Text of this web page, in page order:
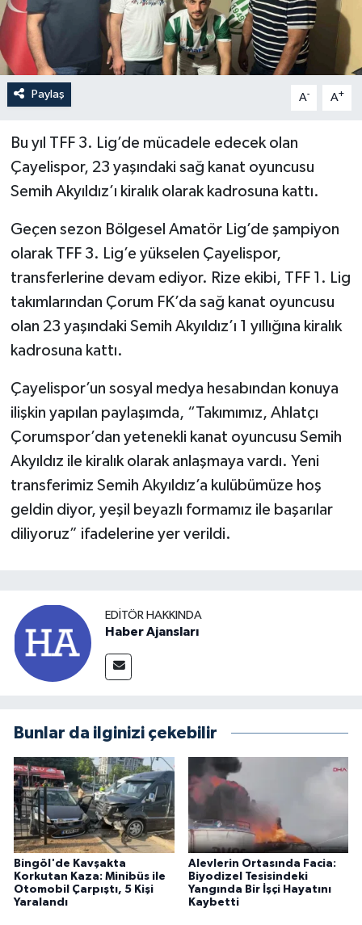
Paylaş A- A+
Bu yıl TFF 3. Lig’de mücadele edecek olan
Çayelispor, 23 yaşındaki sağ kanat oyuncusu
Semih Akyıldız’ı kiralık olarak kadrosuna kattı.
Geçen sezon Bölgesel Amatör Lig’de şampiyon
olarak TFF 3. Lig’e yükselen Çayelispor,
transferlerine devam ediyor. Rize ekibi, TFF 1. Lig
takımlarından Çorum FK’da sağ kanat oyuncusu
olan 23 yaşındaki Semih Akyıldız’ı 1 yıllığına kiralık
kadrosuna kattı.
Çayelispor’un sosyal medya hesabından konuya
ilişkin yapılan paylaşımda, “Takımımız, Ahlatçı
Çorumspor’dan yetenekli kanat oyuncusu Semih
Akyıldız ile kiralık olarak anlaşmaya vardı. Yeni
transferimiz Semih Akyıldız’a kulübümüze hoş
geldin diyor, yeşil beyazlı formamız ile başarılar
diliyoruz” ifadelerine yer verildi.
EDITÖR HAKKINDA
Haber Ajansları
Bunlar da ilginizi çekebilir
Bingöl'de Kavşakta
Korkutan Kaza: Minibüs ile
Otomobil Çarpıştı, 5 Kişi
Yaralandı
Alevlerin Ortasında Facia:
Biyodizel Tesisindeki
Yangında Bir İşçi Hayatını
Kaybetti